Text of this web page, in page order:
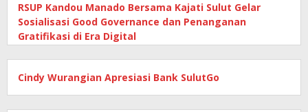
RSUP Kandou Manado Bersama Kajati Sulut Gelar
Sosialisasi Good Governance dan Penanganan
Gratifikasi di Era Digital
Cindy Wurangian Apresiasi Bank SulutGo